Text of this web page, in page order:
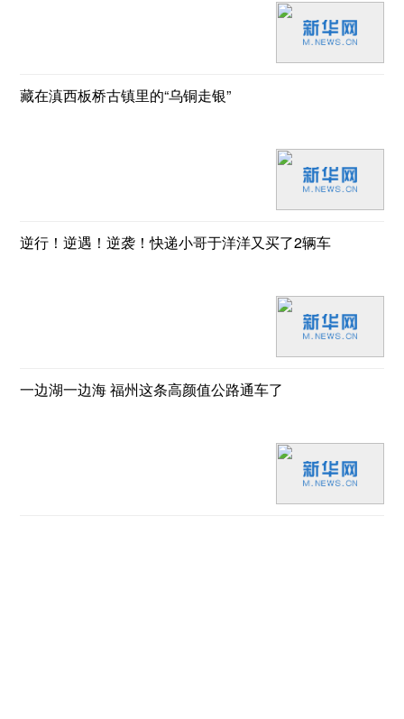
藏在滇西板桥古镇里的“乌铜走银”
逆行！逆遇！逆袭！快递小哥于洋洋又买了2辆车
一边湖一边海 福州这条高颜值公路通车了